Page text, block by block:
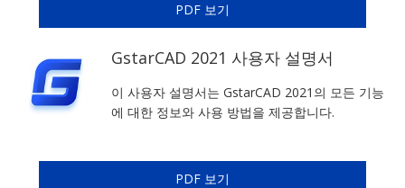
PDF 보기
GstarCAD 2021 사용자 설명서
이 사용자 설명서는 GstarCAD 2021의 모든 기능
에 대한 정보와 사용 방법을 제공합니다.
PDF 보기